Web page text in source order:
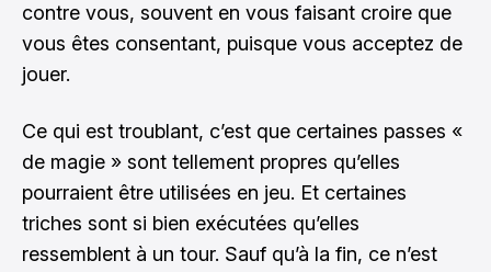
contre vous, souvent en vous faisant croire que
vous êtes consentant, puisque vous acceptez de
jouer.
Ce qui est troublant, c’est que certaines passes «
de magie » sont tellement propres qu’elles
pourraient être utilisées en jeu. Et certaines
triches sont si bien exécutées qu’elles
ressemblent à un tour. Sauf qu’à la fin, ce n’est